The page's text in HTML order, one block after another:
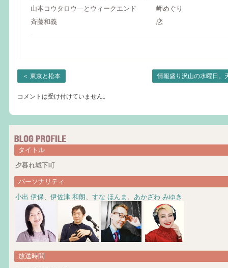
山本コウタロウ―とウィークエンド 岬めぐり
斉藤和義 恋
＜ 東京と松本 情報盛り沢山の水曜日。
コメントは受け付けていません。
タイトル
夕暮れ城下町
パーソナリティ
小出 伊保
伊佐津 和朗 すな ほんま あかざわ みゆき
放送時間